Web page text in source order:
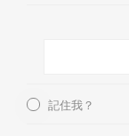
記住我？